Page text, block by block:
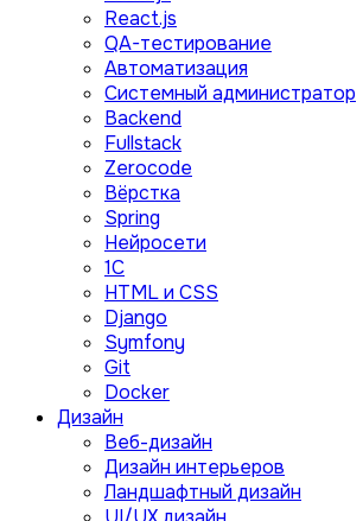
React.js
QA-тестирование
Автоматизация
Системный администратор
Backend
Fullstack
Zerocode
Вёрстка
Spring
Нейросети
1C
HTML и CSS
Django
Symfony
Git
Docker
Дизайн
Веб-дизайн
Дизайн интерьеров
Ландшафтный дизайн